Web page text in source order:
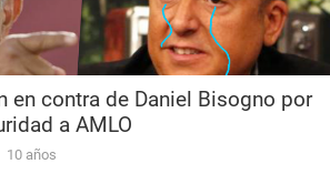
en contra de Daniel Bisogno por
a AMLO
10 años